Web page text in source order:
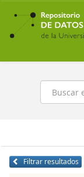
Ir
contenido
principal
Buscar
Filtrar resultados